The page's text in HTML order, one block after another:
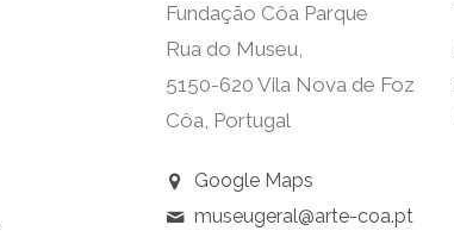
Fundação Côa Parque
Rua do Museu,
5150-620 Vila Nova de Foz
Côa, Portugal
Google Maps
museugeral@arte-coa.pt